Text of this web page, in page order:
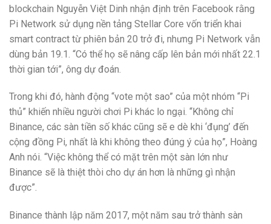
blockchain Nguyễn Việt Dinh nhận định trên Facebook rằng
Pi Network sử dụng nền tảng Stellar Core vốn triển khai
smart contract từ phiên bản 20 trở đi, nhưng Pi Network vẫn
dùng bản 19.1. “Có thể họ sẽ nâng cấp lên bản mới nhất 22.1
thời gian tới”, ông dự đoán.
Trong khi đó, hành động “vote một sao” của một nhóm “Pi
thủ” khiến nhiều người chơi Pi khác lo ngại. “Không chỉ
Binance, các sàn tiền số khác cũng sẽ e dè khi ‘đụng’ đến
cộng đồng Pi, nhất là khi không theo đúng ý của họ”, Hoàng
Anh nói. “Việc không thể có mặt trên một sàn lớn như
Binance sẽ là thiệt thòi cho dự án hơn là những gì nhận
được”.
Binance thành lập năm 2017, một năm sau trở thành sàn